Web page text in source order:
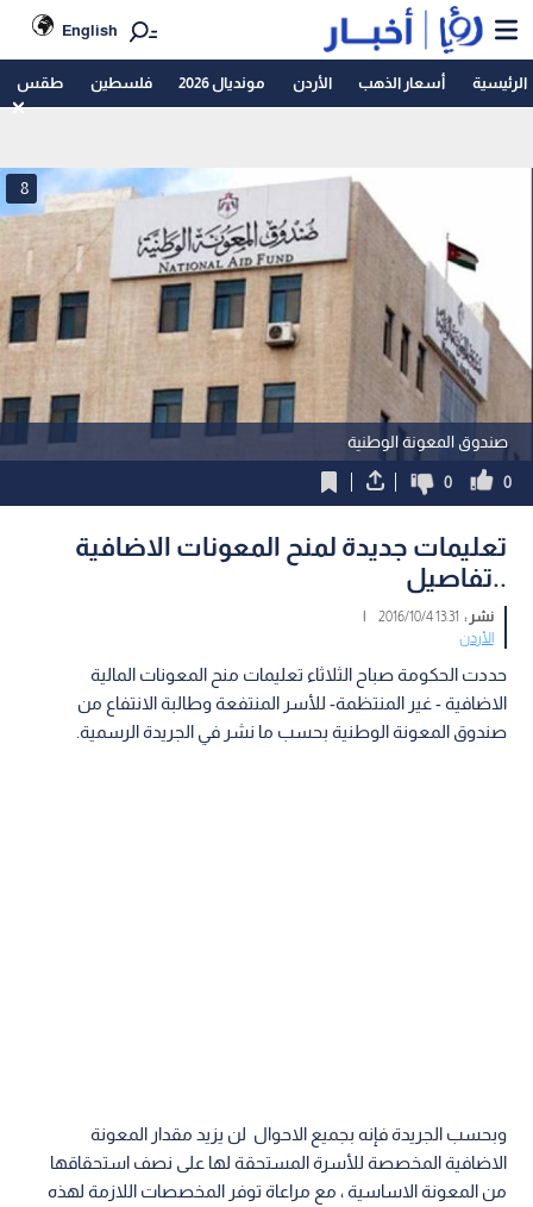
English
الرئيسية أسعار الذهب الأردن مونديال 2026 فلسطين طقس
صندوق المعونة الوطنية
8
0
0
تعليمات جديدة لمنح المعونات الاضافية
..تفاصيل
نشر : 13:31 2016/10/4
|
الأردن
حددت الحكومة صباح الثلاثاء تعليمات منح المعونات المالية
الاضافية - غير المنتظمة- للأسر المنتفعة وطالبة الانتفاع من
صندوق المعونة الوطنية بحسب ما نشر في الجريدة الرسمية.
وبحسب الجريدة فإنه بجميع الاحوال لن يزيد مقدار المعونة
الاضافية المخصصة للأسرة المستحقة لها على نصف استحقاقها
من المعونة الاساسية ، مع مراعاة توفر المخصصات اللازمة لهذه